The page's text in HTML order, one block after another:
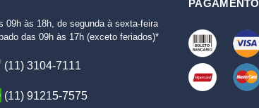
09h às 18h, de segunda à sexta-feira
das 09h às 17h (exceto feriados)*
(11) 3104-7111
(11) 91215-7575
PAGAMENTO